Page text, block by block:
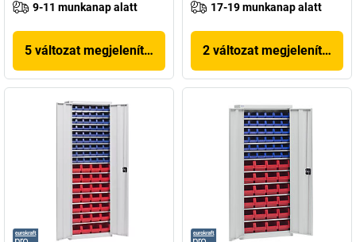
9-11 munkanap alatt
5 változat megjelenítése
17-19 munkanap alatt
2 változat megjelenítése